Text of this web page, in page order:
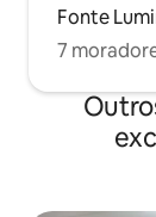
Fonte
7